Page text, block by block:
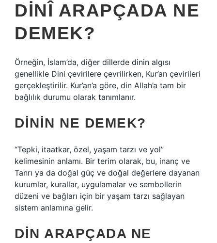
DINÎ ARAPÇADA NE
DEMEK?
Örneğin, İslam’da, diğer dillerde dinin algısı
genellikle Dini çevirilere çevrilirken, Kur’an çevirileri
gerçekleştirilir. Kur’an’a göre, din Allah’a tam bir
bağlılık durumu olarak tanımlanır.
DININ NE DEMEK?
“Tepki, itaatkar, özel, yaşam tarzı ve yol”
kelimesinin anlamı. Bir terim olarak, bu, inanç ve
Tanrı ya da doğal güç ve doğal değerlere dayanan
kurumlar, kurallar, uygulamalar ve sembollerin
düzeni ve bağları için bir yaşam tarzı sağlayan
sistem anlamına gelir.
DIN ARAPÇADA NE